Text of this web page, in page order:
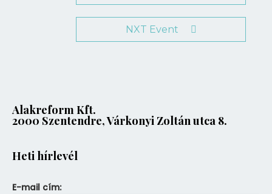
NXT Event
Alakreform Kft.
2000 Szentendre, Várkonyi Zoltán utca 8.
Heti hírlevél
E-mail cím: